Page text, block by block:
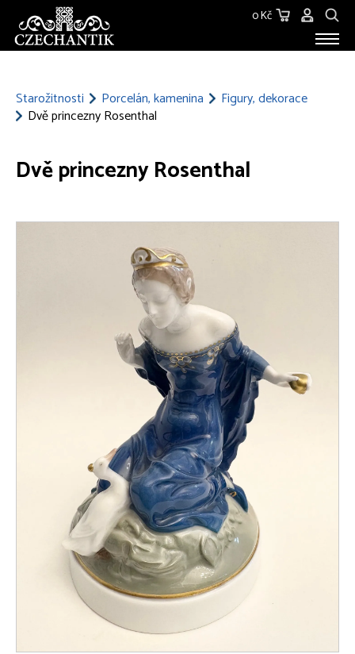
0 Kč
O NÁS
Starožitnosti Porcelán, kamenina
Figury, dekorace
Dvě princezny Rosenthal
Dvě princezny Rosenthal